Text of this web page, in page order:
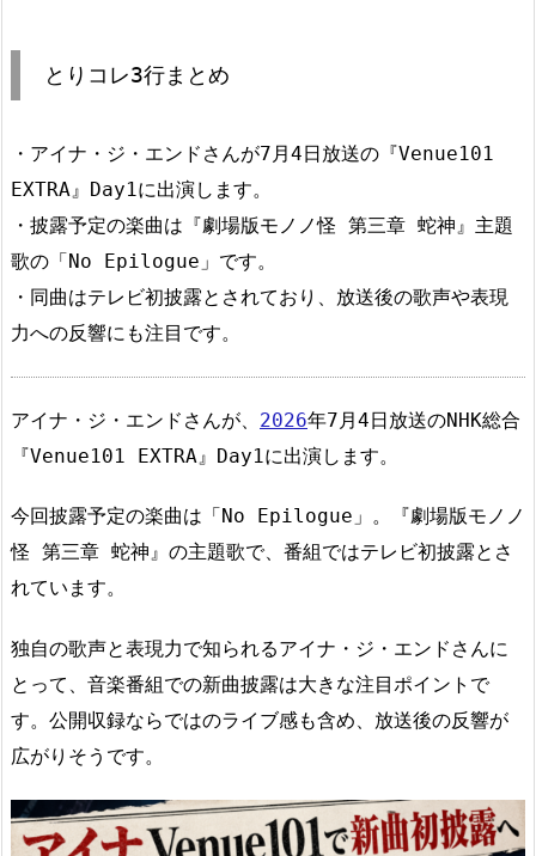
とりコレ3行まとめ
・アイナ・ジ・エンドさんが7月4日放送の『Venue101
EXTRA』Day1に出演します。
・披露予定の楽曲は『劇場版モノノ怪 第三章 蛇神』主題
歌の「No Epilogue」です。
・同曲はテレビ初披露とされており、放送後の歌声や表現
力への反響にも注目です。
アイナ・ジ・エンドさんが、 2026年7月4日放送のNHK総合
『Venue101 EXTRA』Day1に出演します。
今回披露予定の楽曲は「No Epilogue」。『劇場版モノノ
怪 第三章 蛇神』の主題歌で、番組ではテレビ初披露とさ
れています。
独自の歌声と表現力で知られるアイナ・ジ・エンドさんに
とって、音楽番組での新曲披露は大きな注目ポイントで
す。公開収録ならではのライブ感も含め、放送後の反響が
広がりそうです。